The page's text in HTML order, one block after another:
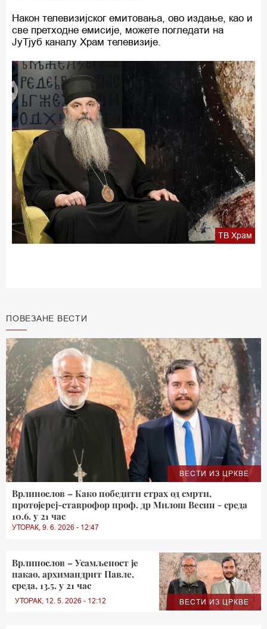
Након телевизијског емитовања, ово издање, као и
све претходне емисије, можете погледати на
ЈуТјуб каналу Храм телевизије.
ТВ Храм
ПОВЕЗАНЕ ВЕСТИ
ВЕСТИ ИЗ ЦРКВЕ
Врлинослов – Како победити страх од смрти,
протојереј-ставрофор проф. др Милош Весин - среда
10.6. у 21 час
УТОРАК, 9. 6. 2026 - 12:47
ВЕСТИ ИЗ ЦРКВЕ
Врлинослов – Усамљеност је
пакао, архимандрит Павле,
среда, 13.5. у 21 час
УТОРАК, 12. 5. 2026 - 12:12